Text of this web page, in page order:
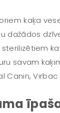
kaķa
dažādos
savam